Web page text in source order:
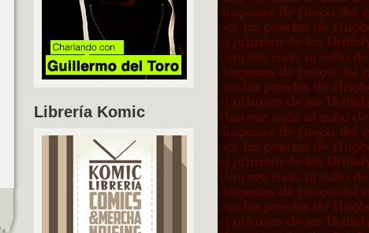
Librería Komic